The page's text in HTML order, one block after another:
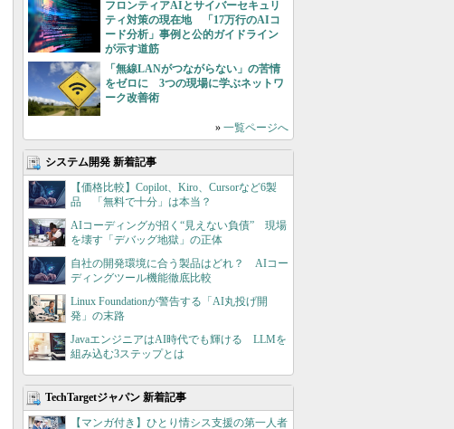
フロンティアAIとサイバーセキュリ
ティ対策の現在地 「17万行のAIコ
ード分析」事例と公的ガイドライン
が示す道筋
「無線LANがつながらない」の苦情
をゼロに 3つの現場に学ぶネットワ
ーク改善術
» 一覧ページへ
システム開発 新着記事
【価格比較】Copilot、Kiro、Cursorなど6製
品 「無料で十分」は本当？
AIコーディングが招く“見えない負債” 現場
を壊す「デバッグ地獄」の正体
自社の開発環境に合う製品はどれ？ AIコー
ディングツール機能徹底比較
Linux Foundationが警告する「AI丸投げ開
発」の末路
JavaエンジニアはAI時代でも輝ける LLMを
組み込む3ステップとは
TechTargetジャパン 新着記事
【マンガ付き】ひとり情シス支援の第一人者